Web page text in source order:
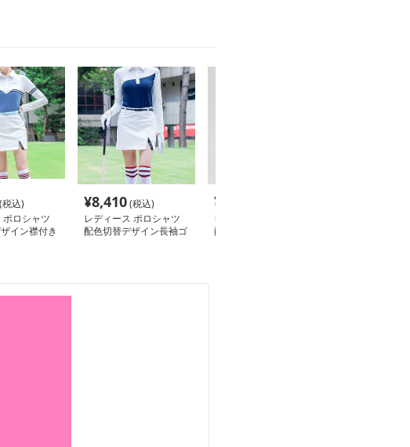
(税込)
ポロシャツ
イン襟付き
¥8,410(税込)
レディース ポロシャツ
配色切替デザイン長袖ゴ
¥
レディース ポロシャツ
配色襟デザイン長袖ゴル